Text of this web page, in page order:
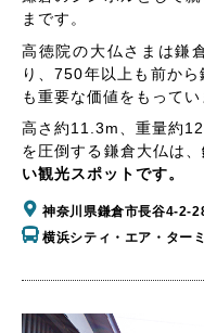
まです。
高徳院の大仏さまは鎌
り、750年以上も前か
も重要な価値をもってい
高さ約11.3m、重量約
を圧倒する鎌倉大仏は、
い観光スポットです。
神奈川県鎌倉市長谷4-2-
横浜シティ・エア・ター